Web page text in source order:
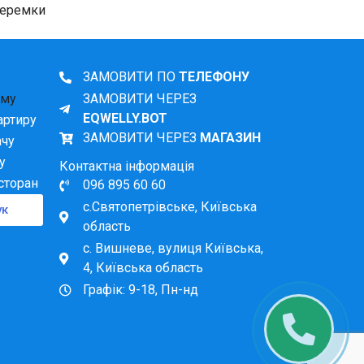
знижується пропорційно до збільшення обсягу
в подарунок для нових клієнтів
+ електронний насос у подарунок
від поверху та наявності ліфта в
зручний формат взаємодії:
ЗАМОВИТИ ПО ТЕЛЕФОНУ
ЗАМОВИТИ ЧЕРЕЗ
EQWELLY.BOT
ЗАМОВИТИ ЧЕРЕЗ МАГАЗИН
Контактна інформація
096 895 60 60
с.Святопетрівське, Київська
область
с. Вишневе, вулиця Київська,
4, Київська область
Графік: 9-18, Пн-нд